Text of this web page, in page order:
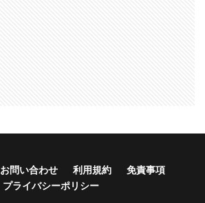
お問い合わせ 利用規約
免責事項
プライバシーポリシー